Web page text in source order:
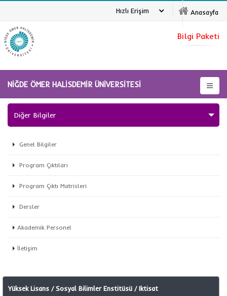
Anasayfa
Hızlı Erişim
NİĞDE ÖMER HALİSDEMİR ÜNİVERSİTESİ
Bilgi Paketi
Diğer Bilgiler
Genel Bilgiler
Program Çıktıları
Program Çıktı Matrisleri
Dersler
Akademik Personel
İletişim
Yüksek Lisans / Sosyal Bilimler Enstitüsü / Iktisat